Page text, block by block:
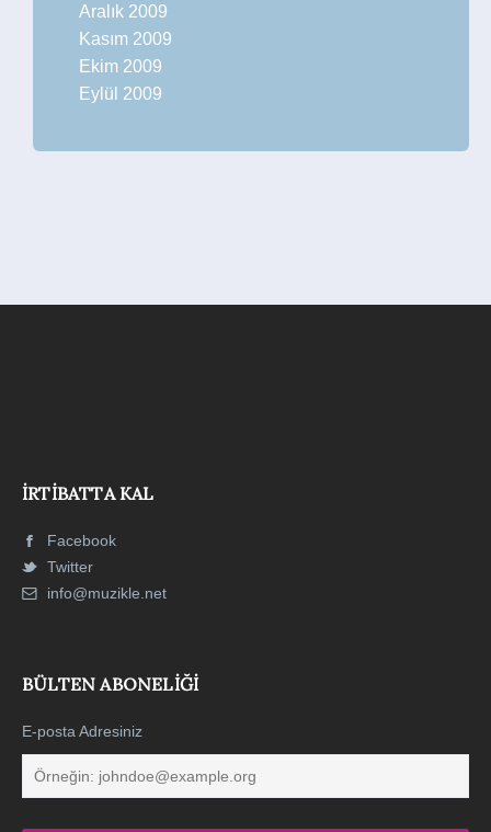
Aralık 2009
Kasım 2009
Ekim 2009
Eylül 2009
İRTIBATTA KAL
Facebook
Twitter
info@muzikle.net
BÜLTEN ABONELIĞI
E-posta Adresiniz